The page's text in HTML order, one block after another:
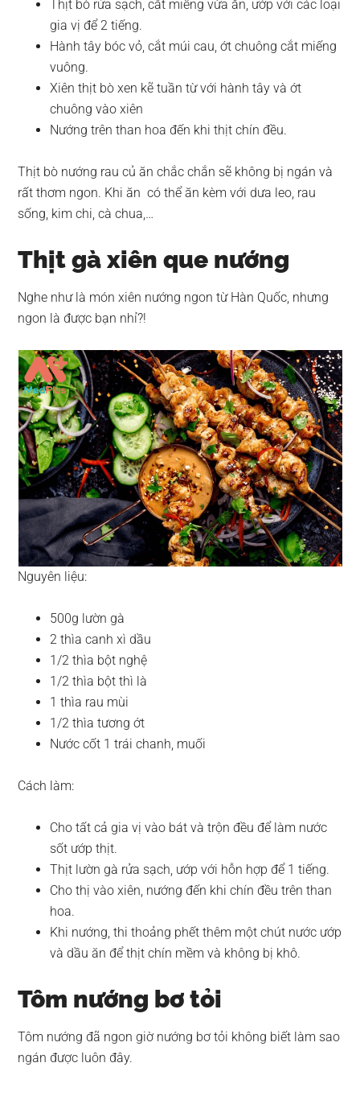
Thịt bò rửa sạch, cắt miếng vừa ăn, ướp với các loại
gia vị để 2 tiếng.
Hành tây bóc vỏ, cắt múi cau, ớt chuông cắt miếng
vuông.
Xiên thịt bò xen kẽ tuần từ với hành tây và ớt
chuông vào xiên
Nướng trên than hoa đến khi thịt chín đều.
Thịt bò nướng rau củ ăn chắc chắn sẽ không bị ngán và
rất thơm ngon. Khi ăn có thể ăn kèm với dưa leo, rau
sống, kim chi, cà chua,…
Thịt gà xiên que nướng
Nghe như là món xiên nướng ngon từ Hàn Quốc, nhưng
ngon là được bạn nhỉ?!
Nguyên liệu:
500g lườn gà
2 thìa canh xì dầu
1/2 thìa bột nghệ
1/2 thìa bột thì là
1 thìa rau mùi
1/2 thìa tương ớt
Nước cốt 1 trái chanh, muối
Cách làm:
Cho tất cả gia vị vào bát và trộn đều để làm nước
sốt ướp thịt.
Thịt lườn gà rửa sạch, ướp với hỗn hợp để 1 tiếng.
Cho thị vào xiên, nướng đến khi chín đều trên than
hoa.
Khi nướng, thi thoảng phết thêm một chút nước ướp
và dầu ăn để thịt chín mềm và không bị khô.
Tôm nướng bơ tỏi
Tôm nướng đã ngon giờ nướng bơ tỏi không biết làm sao
ngán được luôn đây.